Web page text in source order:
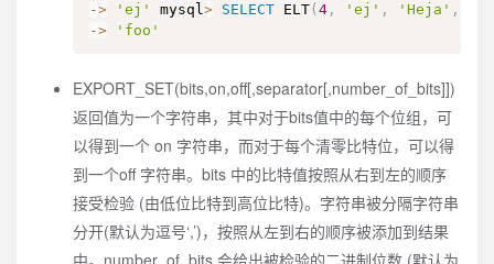
-> 'ej' mysql> SELECT ELT ( 4 , 'ej' , 'Heja' ,
-> 'foo'
EXPORT_SET(bits,on,off[,separator[,number_of_bits]])
返回值为一个字符串，其中对于bits值中的每个位组，可
以得到一个 on 字符串，而对于每个清零比特位，可以得
到一个off 字符串。bits 中的比特值按照从右到左的顺序
接受检验 (由低位比特到高位比特)。字符串被分隔字符串
分开(默认为逗号‘,’)，按照从左到右的顺序被添加到结果
中。number_of_bits 会给出被检验的二进制位数 (默认为